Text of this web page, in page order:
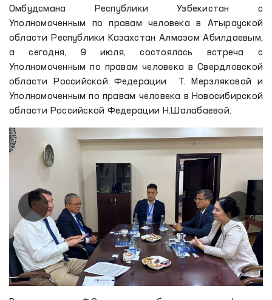
Омбудсмана Республики Узбекистан с
Уполномоченным по правам человека в Атырауской
области Республики Казахстан Алмазом Абилдаевым,
а сегодня, 9 июля, состоялась встреча с
Уполномоченным по правам человека в Свердловской
области Российской Федерации Т. Мерзляковой и
Уполномоченным по правам человека в Новосибирской
области Российской Федерации Н.Шалабаевой.